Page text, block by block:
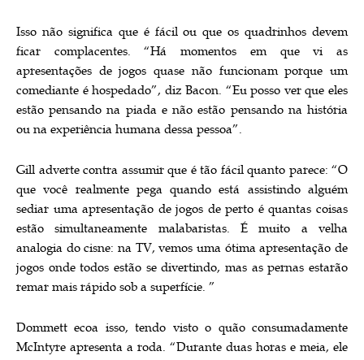
Isso não significa que é fácil ou que os quadrinhos devem
ficar complacentes. “Há momentos em que vi as
apresentações de jogos quase não funcionam porque um
comediante é hospedado”, diz Bacon. “Eu posso ver que eles
estão pensando na piada e não estão pensando na história
ou na experiência humana dessa pessoa”.
Gill adverte contra assumir que é tão fácil quanto parece: “O
que você realmente pega quando está assistindo alguém
sediar uma apresentação de jogos de perto é quantas coisas
estão simultaneamente malabaristas. É muito a velha
analogia do cisne: na TV, vemos uma ótima apresentação de
jogos onde todos estão se divertindo, mas as pernas estarão
remar mais rápido sob a superfície. ”
Dommett ecoa isso, tendo visto o quão consumadamente
McIntyre apresenta a roda. “Durante duas horas e meia, ele